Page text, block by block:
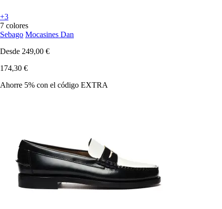
+3
7 colores
Sebago Mocasines Dan
Desde 249,00 €
174,30 €
Ahorre 5% con el código EXTRA